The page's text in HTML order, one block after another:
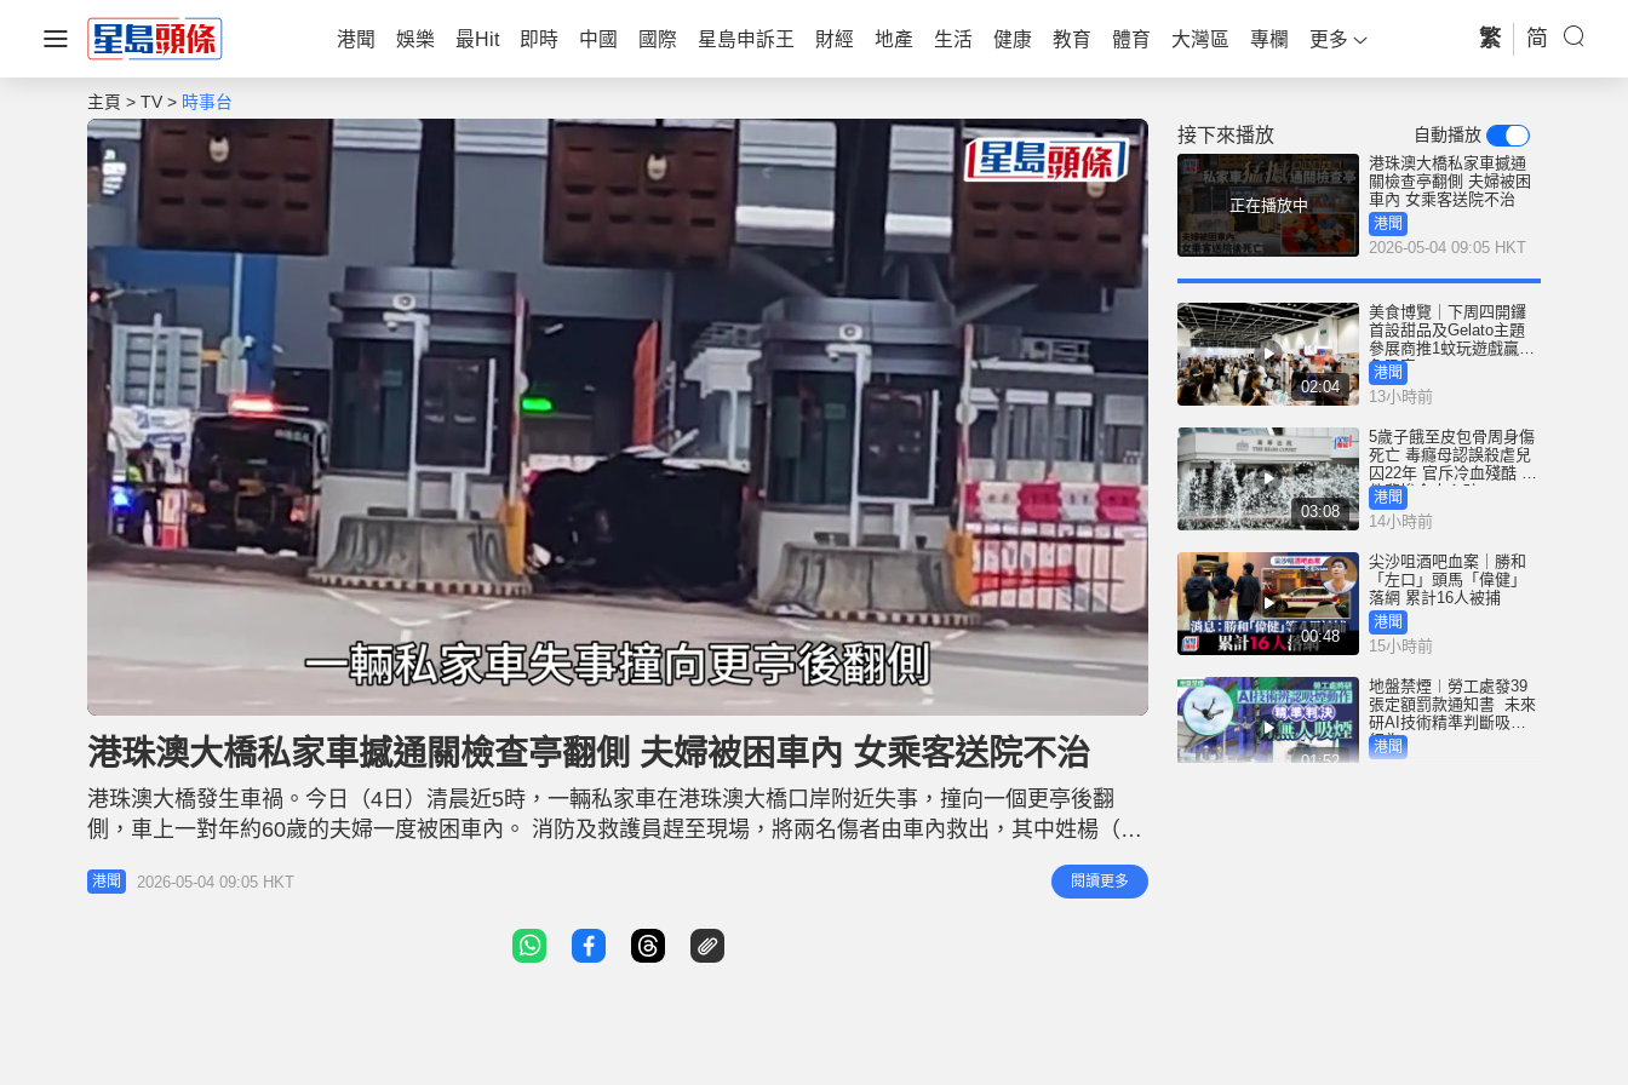
港聞 娛樂 最Hit 即時 中國 國際 星島申訴王 財經 地產 生活 健康 教育 體育 大灣區 專欄 更多 繁 简
主頁 TV 時事台
n
u
t
e
o
d
e
d
:
5
8
.
8
1
港珠澳大橋私家車撼通關檢查亭翻側 夫婦被困車內 女乘客送院不治
港珠澳大橋發生車禍。今日（4日）清晨近5時，一輛私家車在港珠澳大橋口岸附近失事，撞向一個更亭後翻
側，車上一對年約60歲的夫婦一度被困車內。 消防及救護員趕至現場，將兩名傷者由車內救出，其中姓楊（62
歲）女乘客陷入昏迷，須施以心外壓搶救，隨即由救護車送往瑪嘉烈醫院，送院期間滿面鮮血，延至早上6時16
分宣告不治。姓苗（67歲）男司機救出時清醒，同被送往醫院治理。警方為男司機進行酒精呼氣測試，證實結
港聞 2026-05-04 09:05 HKT 閱讀更多
接下來播放 自動播放
正在播放中
港珠澳大橋私家車撼通
關檢查亭翻側 夫婦被困
車內 女乘客送院不治
港聞
2026-05-04 09:05 HKT
02:04
美食博覽｜下周四開鑼
首設甜品及Gelato主題
參展商推1蚊玩遊戲贏鮑
魚吸客
港聞
13小時前
03:08
5歲子餓至皮包骨周身傷
死亡 毒癮母認誤殺虐兒
囚22年 官斥冷血殘酷 案
件悲慘令人心碎
港聞
14小時前
00:48
尖沙咀酒吧血案｜勝和
「左口」頭馬「偉健」
落網 累計16人被捕
港聞
15小時前
01:52
地盤禁煙︱勞工處發39
張定額罰款通知書 未來
研AI技術精準判斷吸煙
行為
港聞